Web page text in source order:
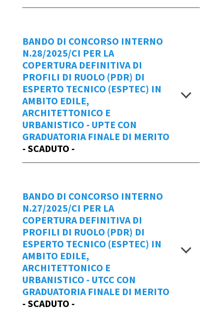
1/2026/CI
Scadenza domande
entro le ore 18:00 di lunedì 23 marzo
2026
Per creare una NUOVA Domanda di
Partecipazione
cliccarequi.
Data Emissione Bando
06/03/2026
BANDO 1-2026 CI ESPATPROF DIP.
FINANZE
ALLEGATO - BANDO 1-2026 CI
ESPATPROF DIP. FINANZE
ALLEGATO sub 1 - BANDO 1-2026 CI
BANDO DI CONCORSO INTERNO
N.28/2025/CI PER LA
COPERTURA DEFINITIVA DI
PROFILI DI RUOLO (PDR) DI
ESPERTO TECNICO (ESPTEC) IN
AMBITO EDILE,
ARCHITETTONICO E
URBANISTICO - UPTE CON
GRADUATORIA FINALE DI MERITO
- SCADUTO -
28/2025/CI
Scadenza
entro le ore 14:15 di venerdì 12
dicembre 2025
Per creare una NUOVA domanda di
partecipazione
BANDO DI CONCORSO INTERNO
N.27/2025/CI PER LA
COPERTURA DEFINITIVA DI
PROFILI DI RUOLO (PDR) DI
ESPERTO TECNICO (ESPTEC) IN
AMBITO EDILE,
ARCHITETTONICO E
URBANISTICO - UTCC CON
GRADUATORIA FINALE DI MERITO
- SCADUTO -